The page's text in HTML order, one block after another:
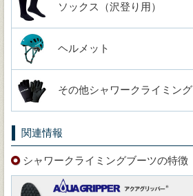
ソックス（沢登り用）
ヘルメット
その他シャワークライミング
関連情報
シャワークライミングブーツの特徴